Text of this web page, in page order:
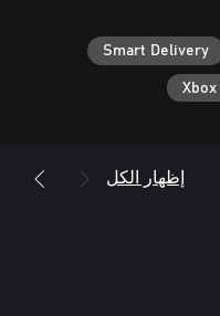
Proving Grounds of the Mad Overlord هي نقطة انطلاق مثالية
Smart Delivery
إظهار الكل